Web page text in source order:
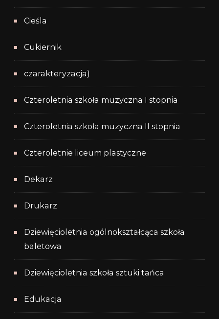
Cieśla
Cukiernik
czarakteryzacja)
Czteroletnia szkoła muzyczna I stopnia
Czteroletnia szkoła muzyczna II stopnia
Czteroletnie liceum plastyczne
Dekarz
Drukarz
Dziewięcioletnia ogólnokształcąca szkoła
baletowa
Dziewięcioletnia szkoła sztuki tańca
Edukacja